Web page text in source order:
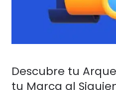
Descubre tu
tu Marca al